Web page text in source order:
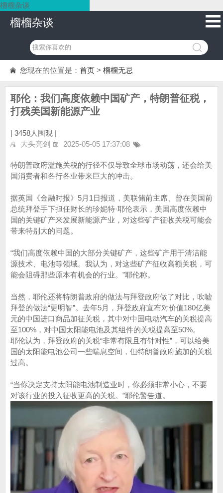
榴榴杂谈
榴榴杂谈
您现在的位置是： 首页 > 榴榴无忌
耶伦：我们高度依赖中国矿产，特朗普征税，
打残美国新能源产业
| 3458人围观 |
大头亮剑
2025-05-05 17:37:08
特朗普政府滥施关税的行径不仅导致全球市场动荡，还会给美
国消费者和各行各业带来巨大的冲击。
据英国《金融时报》5月1日报道，美联储前主席、曾在美国前
总统拜登手下担任财长的珍妮特·耶伦表示，美国高度依赖中
国的关键矿产来发展新能源产业，对这些矿产征收关税可能会
带来特别大的问题。
“我们高度依赖中国的大部分关键矿产，这些矿产用于清洁能
源技术、电池等领域。我认为，对这些矿产征收高额关税，可
能会阻碍那些原本有机会的行业。”耶伦称。
当然，耶伦还将特朗普政府的做法与拜登政府做了对比，吹嘘
拜登的做法“更明智”。去年5月，拜登政府宣布对价值180亿美
元的中国进口商品加征关税，其中对中国电动汽车的关税提高
至100%，对中国太阳能电池及其组件的关税提高至50%。
耶伦认为，拜登政府的关税“非常有限且有针对性”，可以给美
国的太阳能电池公司一些喘息空间，但特朗普政府施加的关税
过高。
“当你决定支持太阳能电池制造业时，你必须非常小心，不要
对该行业的投入征收更高的关税。”耶伦警告道。